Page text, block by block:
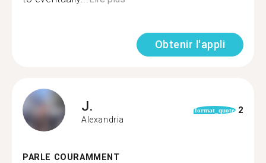
Obtenir l'appli
J.
Alexandria
format_quote 2
PARLE COURAMMENT